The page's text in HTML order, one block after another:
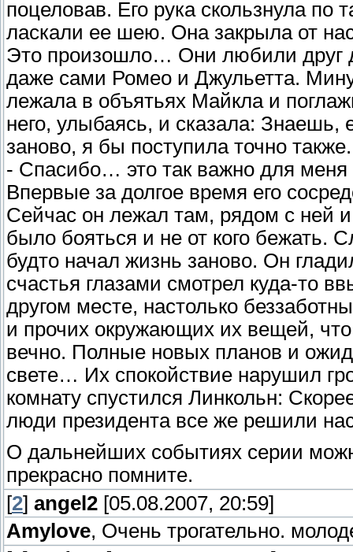
поцеловав. Его рука скользнула по
ласкали ее шею. Она закрыла от
Это произошло… Они любили друг
даже сами Ромео и Джульетта.
лежала в объятьях Майкла и
него, улыбаясь, и сказала:
заново, я бы поступила точно также.
- Спасибо… это так важно для меня
Впервые за долгое время его
Сейчас он лежал там, рядом с ней
было бояться и не от кого бежать.
будто начал жизнь заново. Он
счастья глазами смотрел куда-то
другом месте, настолько
и прочих окружающих их вещей, что
вечно. Полные новых планов и
свете… Их спокойствие нарушил
комнату спустился Линкольн:
люди президента все же решили
О дальнейших событиях серии
прекрасно помните.
[2] angel2 [05.08.2007, 20:59]
Amylove, Очень трогательно.